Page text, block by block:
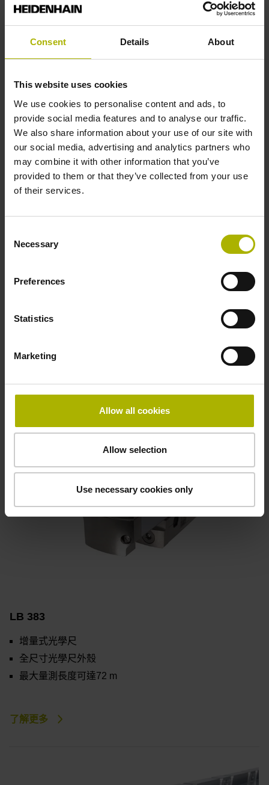
Consent Details About
This website uses cookies
We use cookies to personalise content and ads, to
provide social media features and to analyse our traffic.
We also share information about your use of our site with
our social media, advertising and analytics partners who
may combine it with other information that you’ve
provided to them or that they’ve collected from your use
of their services.
Selection
Necessary
Preferences
Statistics
Marketing
Allow all cookies
Allow selection
Use necessary cookies only
LC 200 系列
全尺寸光學尺外殼
最大量測長度可達28 m
LB 383
增量式光學尺
全尺寸光學尺外殼
最大量測長度可達72 m
了解更多